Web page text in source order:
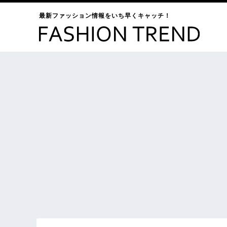
最新ファッション情報をいち早くキャッチ！